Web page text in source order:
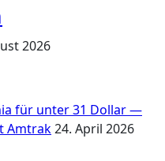
2026
für unter 31 Dollar —
Amtrak24. April 2026